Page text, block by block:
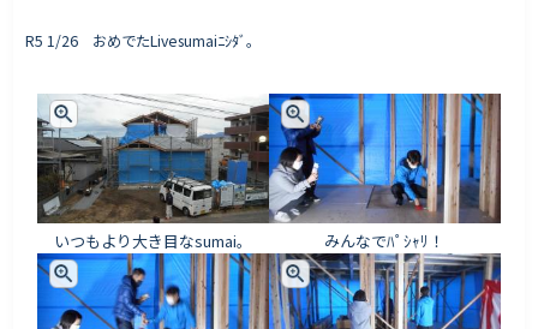
R5 1/26 おめでたLivesumaiﾆｼﾀﾞ。
いつもより大き目なsumai。 みんなでﾊﾟｼｬﾘ！